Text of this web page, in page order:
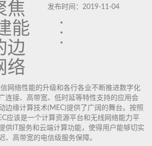
焦
能
边
络
发布时间：2019-11-04
网络性能的升级和各行各业不断推进数字化
连接、高带宽、低时延等特性支持的应用会
边缘计算技术(MEC)提供了广阔的舞台。按照
应该是一个计算资源平台和无线网络能力平
供IT服务和云端计算功能，使得用户能够切实
、高带宽的电信级服务保障。